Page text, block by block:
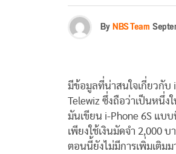
ByNBS Team
มีข้อมูลที่น่าสนใจเกี่ยวกับ
Telewiz ซึ่งถือว่าเป็นหนึ่ง
มันเขียน i-Phone 6S แบบ
เพียงใช้เงินมัดจำ 2,000
ตอนนี้ยังไม่มีการเพิ่มเติมม